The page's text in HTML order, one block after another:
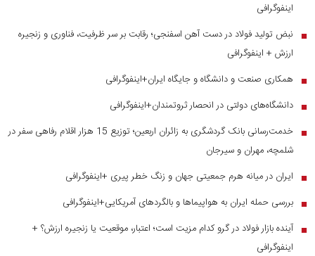
اینفوگرافی
■
نبض تولید فولاد در دست آهن اسفنجی؛ رقابت بر سر ظرفیت، فناوری و زنجیره
ارزش + اینفوگرافی
■ همکاری صنعت و دانشگاه و جایگاه ایران+اینفوگرافی
■ دانشگاه‌های دولتی در انحصار ثروتمندان+اینفوگرافی
■
خدمت‌رسانی بانک گردشگری به زائران اربعین؛ توزیع 15 هزار اقلام رفاهی سفر در
شلمچه، مهران و سیرجان
■ ایران در میانه هرم جمعیتی جهان و زنگ خطر پیری +اینفوگرافی
■ بررسی حمله ایران به هواپیماها و بالگردهای آمریکایی+اینفوگرافی
■ آینده بازار فولاد در گرو کدام مزیت است؛ اعتبار، موقعیت یا زنجیره ارزش؟ +
اینفوگرافی